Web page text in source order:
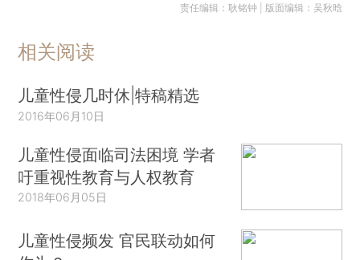
责任编辑：耿铭钟 | 版面编辑：吴秋晗
相关阅读
儿童性侵几时休|特稿精选
2016年06月10日
儿童性侵面临司法困境 学者
吁重视性教育与人权教育
2018年06月05日
儿童性侵频发 官民联动如何